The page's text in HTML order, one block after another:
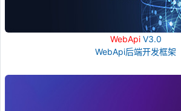
WebApiV3.0
WebApi后端开发框架